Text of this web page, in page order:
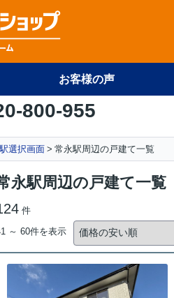
お客様の声
800-955
選択画面 常永駅周辺の戸建て一覧
永駅周辺の戸建て一覧
件
～ 60件を表示